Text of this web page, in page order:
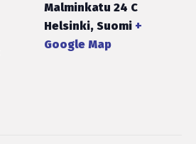
Malminkatu 24 C
Helsinki, Suomi +
Google Map